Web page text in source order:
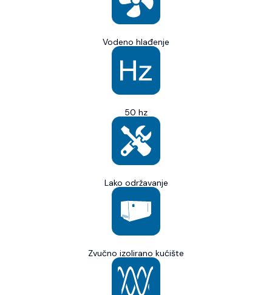
Vodeno hlađenje
50 hz
Lako održavanje
Zvučno izolirano kućište